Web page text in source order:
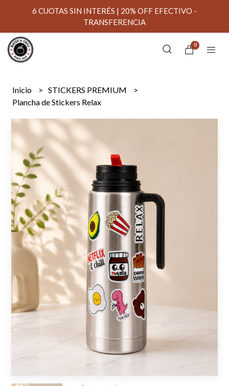
6 CUOTAS SIN INTERÉS | 20% OFF EFECTIVO -
TRANSFERENCIA
0
Inicio
STICKERS PREMIUM
Plancha de Stickers Relax